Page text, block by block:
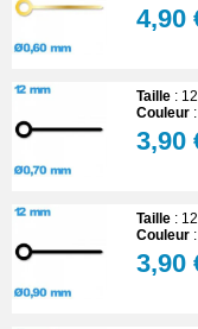
4,90
Taille :
Couleur
3,90
Taille :
Couleur
3,90